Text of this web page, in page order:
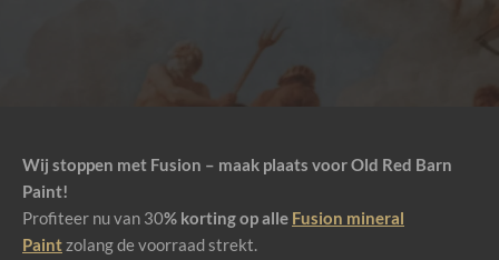
Wij stoppen met Fusion – maak plaats voor Old Red Barn
Paint!
Profiteer nu van 30% korting op alle Fusion mineral
Paintzolang de voorraad strekt.